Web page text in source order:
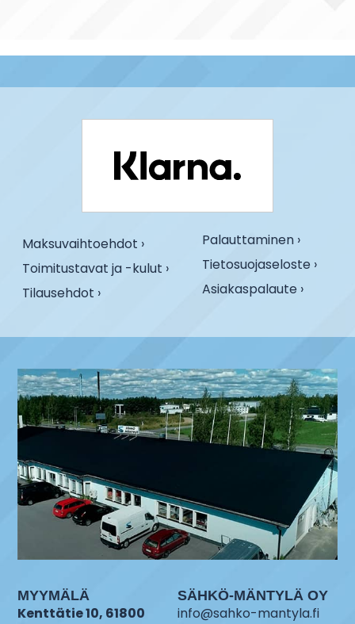
Maksuvaihtoehdot ›
Toimitustavat ja -kulut ›
Tilausehdot ›
Palauttaminen ›
Tietosuojaseloste ›
Asiakaspalaute ›
MYYMÄLÄ
Kenttätie 10, 61800
SÄHKÖ-MÄNTYLÄ OY
info@sahko-mantyla.fi